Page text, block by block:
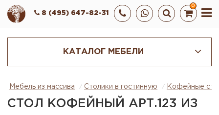
0
8 (495) 647-82-31
КАТАЛОГ МЕБЕЛИ
Мебель из массива Столики в гостинную Кофейные
СТОЛ КОФЕЙНЫЙ АРТ.123 ИЗ